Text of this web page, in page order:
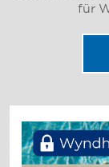
für